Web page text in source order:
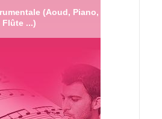
(Aoud, Piano,
Flûte ...)